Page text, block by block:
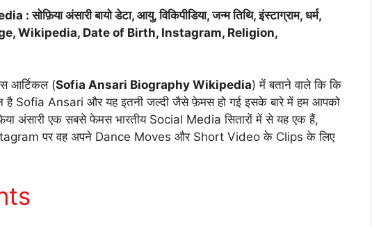
अंसारी बायो डेटा, आयु, विकिपीडिया, जन्म तिथि, इंस्टाग्राम, धर्म,
Wikipedia, Date of Birth, Instagram, Religion,
आर्टिकल (Sofia Ansari Biography Wikipedia) में बताने वाले कि कि
है Sofia Ansari और यह इतनी जल्दी जैसे फ़ेमस हो गई इसके बारे में हम आपको
अंसारी एक सबसे फेमस भारतीय Social Media सितारों में से यह एक हैं,
पर वह अपने Dance Moves और Short Video के Clips के लिए